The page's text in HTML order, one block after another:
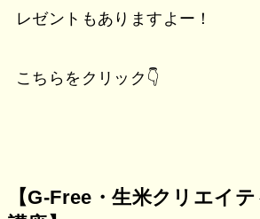
レゼントもありますよー！
こちらをクリック👇
【G-Free・生米クリエイ